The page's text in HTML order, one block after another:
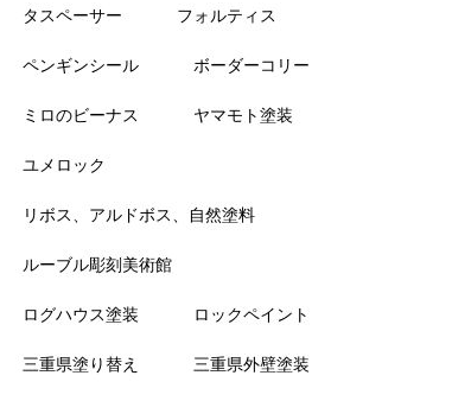
タスペーサー フォルティス
ペンギンシール ボーダーコリー
ミロのビーナス ヤマモト塗装
ユメロック
リボス、アルドボス、自然塗料
ルーブル彫刻美術館
ログハウス塗装 ロックペイント
三重県塗り替え 三重県外壁塗装